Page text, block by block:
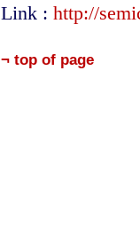
Link : http://
¬ top of page